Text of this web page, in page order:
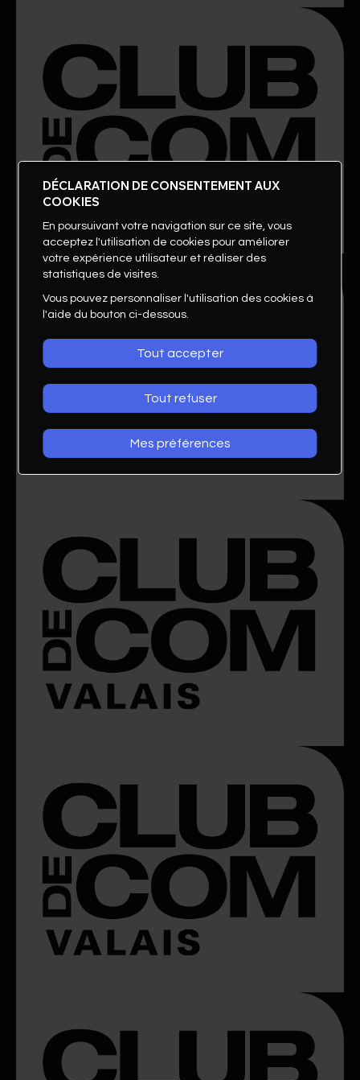
DÉCLARATION DE CONSENTEMENT AUX
COOKIES
En poursuivant votre navigation sur ce site, vous
acceptez l'utilisation de cookies pour améliorer
votre expérience utilisateur et réaliser des
statistiques de visites.
Vous pouvez personnaliser l'utilisation des cookies à
l'aide du bouton ci-dessous.
Tout accepter
Tout refuser
Mes préférences